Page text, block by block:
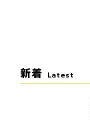
新着 Latest